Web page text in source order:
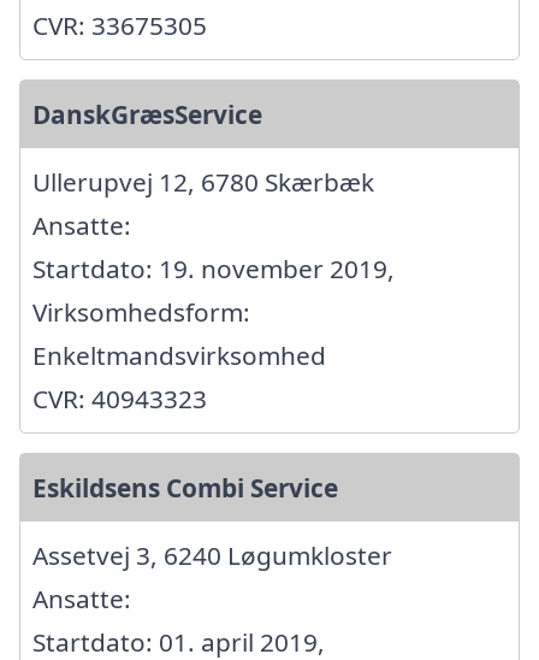
CVR: 33675305
DanskGræsService
Ullerupvej 12, 6780 Skærbæk
Ansatte:
Startdato: 19. november 2019,
Virksomhedsform:
Enkeltmandsvirksomhed
CVR: 40943323
Eskildsens Combi Service
Assetvej 3, 6240 Løgumkloster
Ansatte:
Startdato: 01. april 2019,